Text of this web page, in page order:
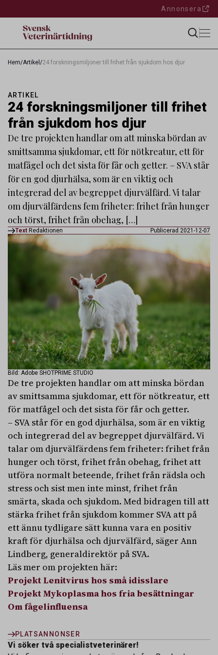
Annonsera
Hem/Artikel /24 forskningsmiljoner till frihet från sjukdom hos djur
ARTIKEL
24 forskningsmiljoner till frihet
från sjukdom hos djur
De tre projekten handlar om att minska bördan av
smittsamma sjukdomar, ett för nötkreatur, ett för
matfågel och det sista för får och getter. – SVA står
för en god djurhälsa, som är en viktig och
integrerad del av begreppet djurvälfärd. Vi talar
om djurvälfärdens fem friheter: frihet från hunger
och törst, frihet från obehag, […]
Text Redaktionen Publicerad 2021-12-07
Bild: Adobe SHOTPRIME STUDIO
De tre projekten handlar om att minska bördan
av smittsamma sjukdomar, ett för nötkreatur, ett
för matfågel och det sista för får och getter.
– SVA står för en god djurhälsa, som är en viktig
och integrerad del av begreppet djurvälfärd. Vi
talar om djurvälfärdens fem friheter: frihet från
hunger och törst, frihet från obehag, frihet att
utföra normalt beteende, frihet från rädsla och
stress och sist men inte minst, frihet från
smärta, skada och sjukdom. Med bidragen till att
stärka frihet från sjukdom kommer SVA att på
ett ännu tydligare sätt kunna vara en positiv
kraft för djurhälsa och djurvälfärd, säger Ann
Lindberg, generaldirektör på SVA.
Läs mer om projekten här:
Projekt Lenitvirus hos små idisslare
Projekt Mykoplasma hos fria besättningar
Om fågelinfluensa
PLATSANNONSER
Vi söker två specialistveterinärer!